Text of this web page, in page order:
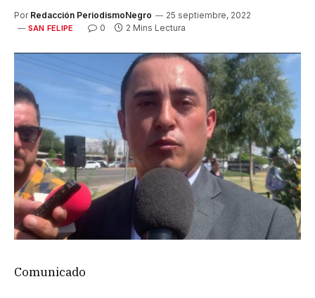
Por Redacción PeriodismoNegro 25 septiembre, 2022
SAN FELIPE 0 2 Mins Lectura
Comunicado